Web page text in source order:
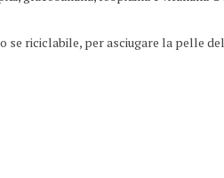
riciclabile, per asciugare la pelle